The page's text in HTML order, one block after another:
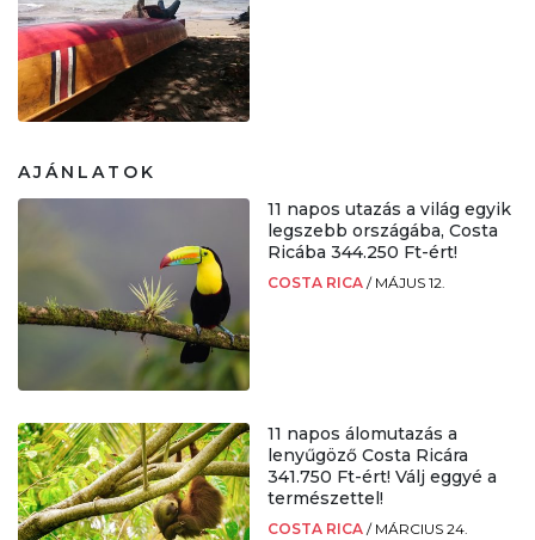
AJÁNLATOK
11 napos utazás a világ egyik
legszebb országába, Costa
Ricába 344.250 Ft-ért!
COSTA RICA / MÁJUS 12.
11 napos álomutazás a
lenyűgöző Costa Ricára
341.750 Ft-ért! Válj eggyé a
természettel!
COSTA RICA / MÁRCIUS 24.